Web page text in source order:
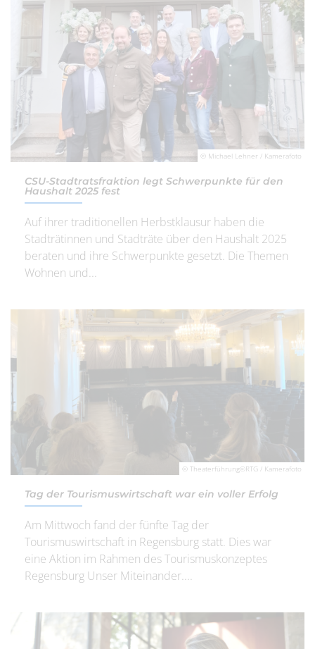
© Michael Lehner / Kamerafoto
CSU-Stadtratsfraktion legt Schwerpunkte für den
Haushalt 2025 fest
Auf ihrer traditionellen Herbstklausur haben die
Stadträtinnen und Stadträte über den Haushalt 2025
beraten und ihre Schwerpunkte gesetzt. Die Themen
Wohnen und...
© Theaterführung©RTG / Kamerafoto
Tag der Tourismuswirtschaft war ein voller Erfolg
Am Mittwoch fand der fünfte Tag der
Tourismuswirtschaft in Regensburg statt. Dies war
eine Aktion im Rahmen des Tourismuskonzeptes
Regensburg Unser Miteinander....